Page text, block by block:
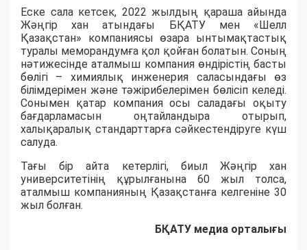
Еске сала кетсек, 2022 жылдың қараша айында
Жәңгір хан атындағы БҚАТУ мен «Шелл
Қазақстан» компаниясы өзара ынтымақтастық
туралы меморандумға қол қойған болатын. Соның
нәтижесінде аталмыш компания өндірістің басты
бөлігі – химиялық инженерия саласындағы өз
білімдерімен және тәжірибелерімен бөлісіп келеді.
Сонымен қатар компания осы саладағы оқыту
бағдарламасын оңтайландыра отырып,
халықаралық стандарттарға сәйкестендіруге күш
салуда.
Тағы бір айта кетерлігі, биыл Жәңгір хан
университетінің құрылғанына 60 жыл толса,
аталмыш компанияның Қазақстанға келгеніне 30
жыл болған.
БҚАТУ медиа орталығы